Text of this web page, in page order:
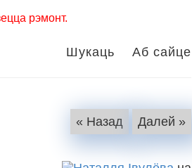
рэмонт.
Шукаць Аб сайце
« Назад Далей »